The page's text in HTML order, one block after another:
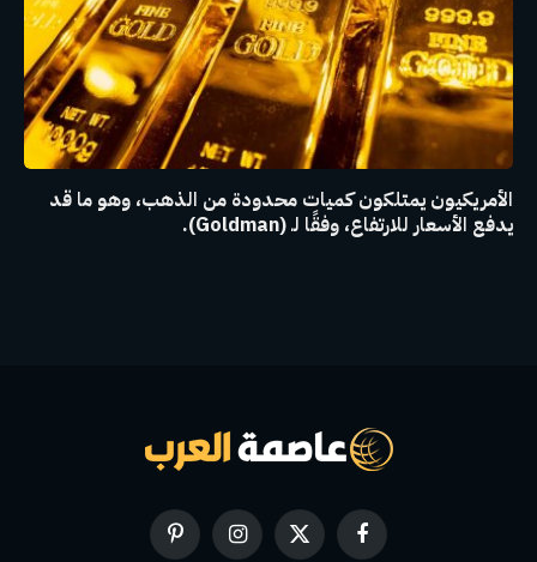
الأمريكيون يمتلكون كميات محدودة من الذهب، وهو ما قد
يدفع الأسعار للارتفاع، وفقًا لـ (Goldman).
فيسبوك
X
الانستغرامبينتيريست